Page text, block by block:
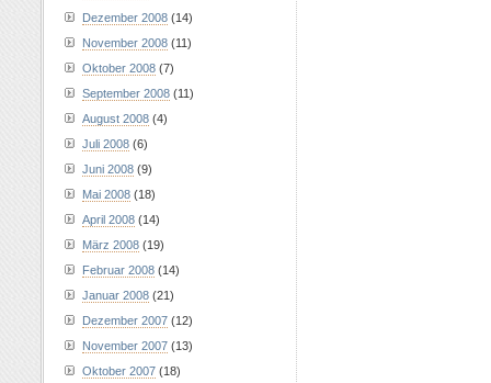
Dezember 2008 (14)
November 2008 (11)
Oktober 2008 (7)
September 2008 (11)
August 2008 (4)
Juli 2008 (6)
Juni 2008 (9)
Mai 2008 (18)
April 2008 (14)
März 2008 (19)
Februar 2008 (14)
Januar 2008 (21)
Dezember 2007 (12)
November 2007 (13)
Oktober 2007 (18)